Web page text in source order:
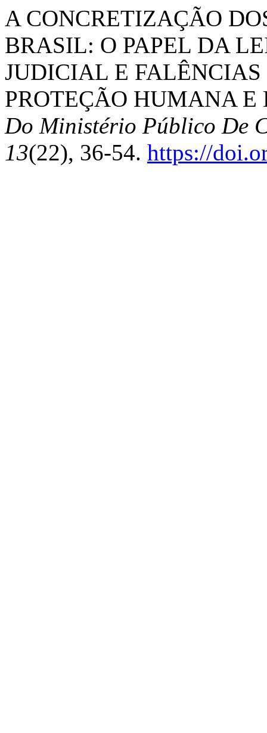
A CONCRETIZAÇÃO
BRASIL: O PAPEL DA
JUDICIAL E
PROTEÇÃO HUMANA
Do Ministério Público De
13(22), 36-54. https://